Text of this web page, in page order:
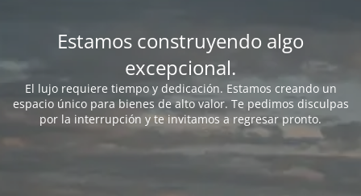
Estamos construyendo algo
excepcional.
El lujo requiere tiempo y dedicación. Estamos creando un
espacio único para bienes de alto valor. Te pedimos disculpas
por la interrupción y te invitamos a regresar pronto.